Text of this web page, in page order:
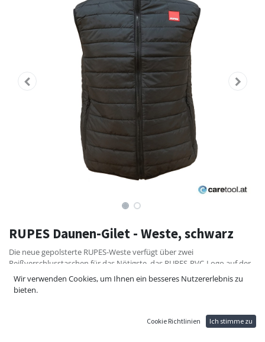
RUPES Daunen-Gilet - Weste, schwarz
Die neue gepolsterte RUPES-Weste verfügt über zwei
Reißverschlusstaschen für das Nötigste, das RUPES-PVC-Logo auf der
Brust und passende Lycra-Profile, die sich sorgfältig in die Armlöcher
und den unteren Teil der Weste integrieren. Diese Weste kann über
Bedingungen ermöglicht, was die RUPES Field Jacket zu einer
vielseitigen und praktischen Wahl für jeden Anlass macht.
Wir verwenden Cookies, um Ihnen ein besseres Nutzererlebnis zu
bieten.
Cookie Richtlinien Ich stimme zu